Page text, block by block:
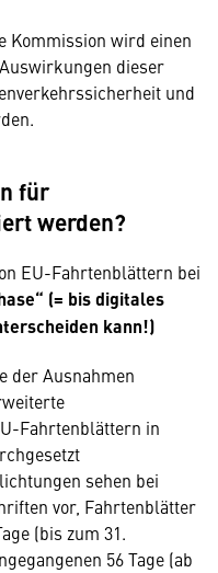
Kommission wird einen
dieser
und
für
werden?
EU-Fahrtenblättern bei
(= bis digitales
kann!)
der Ausnahmen
Fahrtenblättern in
sehen bei
vor, Fahrtenblätter
(bis zum 31.
56 Tage (ab